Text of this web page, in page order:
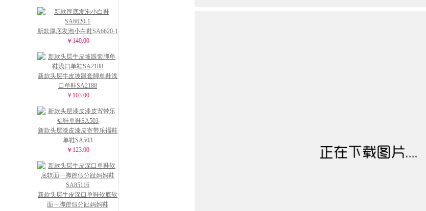
新款厚底发泡小白鞋SA6620-1
￥140.00
新款头层牛皮坡跟套脚单鞋浅
口单鞋SA2188
￥103.00
新款头层漆皮漆皮寄带乐褔鞋
单鞋SA503
￥123.00
新款头层牛皮深口单鞋软底软
面一脚蹬假分趾妈妈鞋